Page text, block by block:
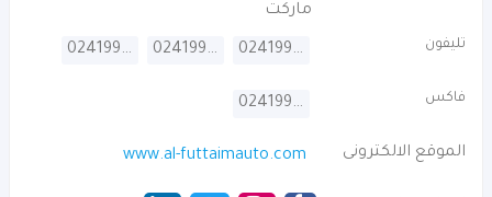
ماركت
تليفون 024199800
024199900
024199999
فاكس 024199990
الموقع الالكترونى www.al-futtaimauto.com